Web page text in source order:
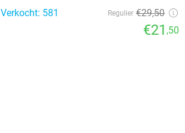
Verkocht: 581 Regulier €29,50
€21,50